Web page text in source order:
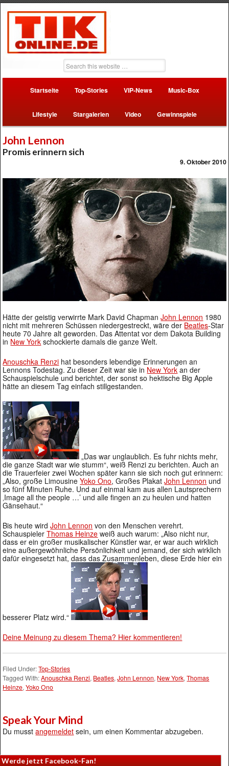
Startseite Top-Stories VIP-News Music-Box
Lifestyle Stargalerien Video Gewinnspiele
John Lennon
Promis erinnern sich
9. Oktober 2010
Hätte der geistig verwirrte Mark David ChapmanJohn Lennon 1980
nicht mit mehreren Schüssen niedergestreckt, wäre der Beatles-Star
heute 70 Jahre alt geworden. Das Attentat vor dem Dakota Building
in New York schockierte damals die ganze Welt.
Anouschka Renzi hat besonders lebendige Erinnerungen an
Lennons Todestag. Zu dieser Zeit war sie in New Yorkan der
Schauspielschule und berichtet, der sonst so hektische Big Apple
hätte an diesem Tag einfach stillgestanden.
„Das war unglaublich. Es fuhr nichts mehr,
die ganze Stadt war wie stumm“, weiß Renzi zu berichten. Auch an
die Trauerfeier zwei Wochen später kann sie sich noch gut erinnern:
„Also, große LimousineYoko Ono, Großes PlakatJohn Lennon und
so fünf Minuten Ruhe. Und auf einmal kam aus allen Lautsprechern
‚Image all the people …’ und alle fingen an zu heulen und hatten
Gänsehaut.“
Bis heute wirdJohn Lennon von den Menschen verehrt.
SchauspielerThomas Heinze weiß auch warum: „Also nicht nur,
dass er ein großer musikalischer Künstler war, er war auch wirklich
eine außergewöhnliche Persönlichkeit und jemand, der sich wirklich
dafür eingesetzt hat, dass das Zusammenleben, diese Erde hier ein
besserer Platz wird.“
Deine Meinung zu diesem Thema? Hier kommentieren!
Filed Under:Top-Stories
Tagged With:Anouschka Renzi, Beatles,John Lennon, New York,Thomas
Heinze,Yoko Ono
Speak Your Mind
Du musstangemeldet sein, um einen Kommentar abzugeben.
Werde jetzt Facebook-Fan!